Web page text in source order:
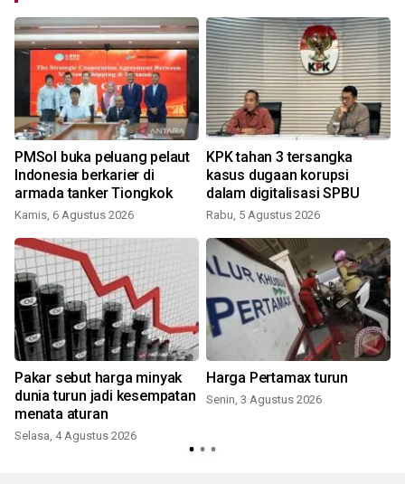
PMSol buka peluang pelaut
Indonesia berkarier di
armada tanker Tiongkok
Kamis, 6 Agustus 2026
KPK tahan 3 tersangka
kasus dugaan korupsi
dalam digitalisasi SPBU
Rabu, 5 Agustus 2026
Pakar sebut harga minyak
dunia turun jadi kesempatan
menata aturan
Selasa, 4 Agustus 2026
Harga Pertamax turun
Senin, 3 Agustus 2026